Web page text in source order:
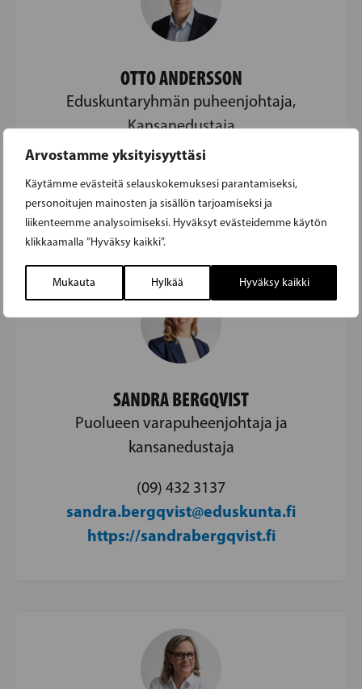
Arvostamme yksityisyyttäsi
Käytämme evästeitä selauskokemuksesi parantamiseksi,
personoitujen mainosten ja sisällön tarjoamiseksi ja
liikenteemme analysoimiseksi. Hyväksyt evästeidemme käytön
klikkaamalla ”Hyväksy kaikki”.
Mukauta Hylkää Hyväksy kaikki
OTTO ANDERSSON
Eduskuntaryhmän puheenjohtaja,
Kansanedustaja
(09) 432 3199
otto.andersson@eduskunta.fi
SANDRA BERGQVIST
Puolueen varapuheenjohtaja ja
kansanedustaja
(09) 432 3137
sandra.bergqvist@eduskunta.fi
https://sandrabergqvist.fi